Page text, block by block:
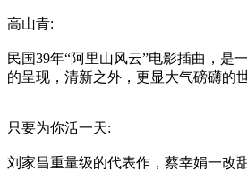
高山青:
民国39年“阿里山风云”电影插曲，是
的呈现，清新之外，更显大气磅礴的
只要为你活一天:
刘家昌重量级的代表作，蔡幸娟一改